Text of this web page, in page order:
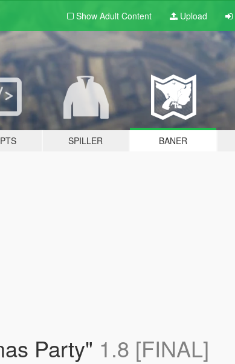
Show Adult Content Upload
SPILLER BANER
Party" 1.8 [FINAL]